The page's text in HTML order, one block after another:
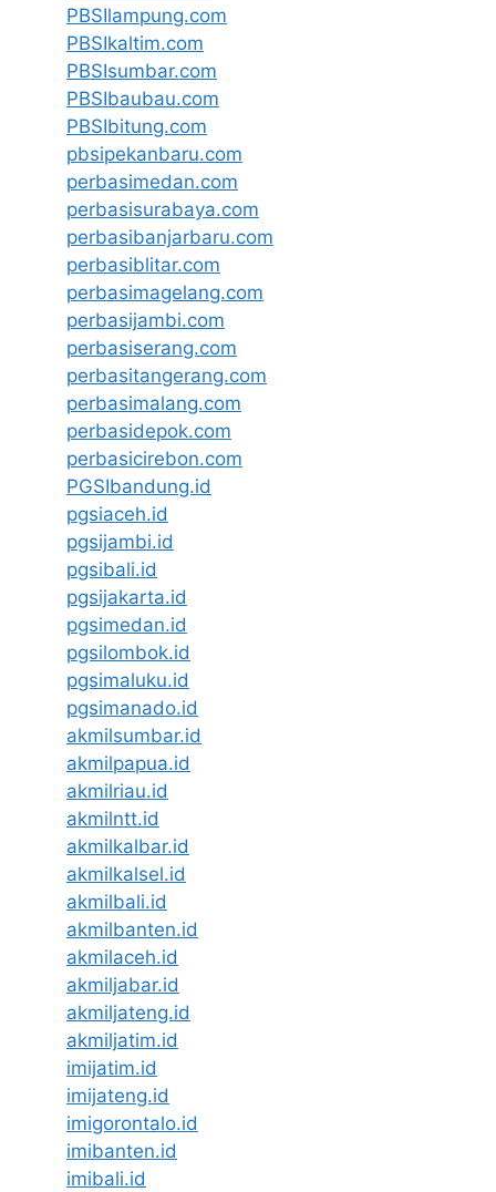
PBSIlampung.com
PBSIkaltim.com
PBSIsumbar.com
PBSIbaubau.com
PBSIbitung.com
pbsipekanbaru.com
perbasimedan.com
perbasisurabaya.com
perbasibanjarbaru.com
perbasiblitar.com
perbasimagelang.com
perbasijambi.com
perbasiserang.com
perbasitangerang.com
perbasimalang.com
perbasidepok.com
perbasicirebon.com
PGSIbandung.id
pgsiaceh.id
pgsijambi.id
pgsibali.id
pgsijakarta.id
pgsimedan.id
pgsilombok.id
pgsimaluku.id
pgsimanado.id
akmilsumbar.id
akmilpapua.id
akmilriau.id
akmilntt.id
akmilkalbar.id
akmilkalsel.id
akmilbali.id
akmilbanten.id
akmilaceh.id
akmiljabar.id
akmiljateng.id
akmiljatim.id
imijatim.id
imijateng.id
imigorontalo.id
imibanten.id
imibali.id